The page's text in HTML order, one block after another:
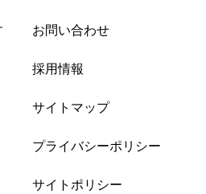
お問い合わせ
採用情報
サイトマップ
プライバシーポリシー
サイトポリシー